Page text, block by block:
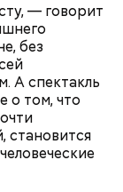
— говорит
без
А спектакль
о том, что
становится
всех дыня
ее стоит
Москва»
эту ягоду